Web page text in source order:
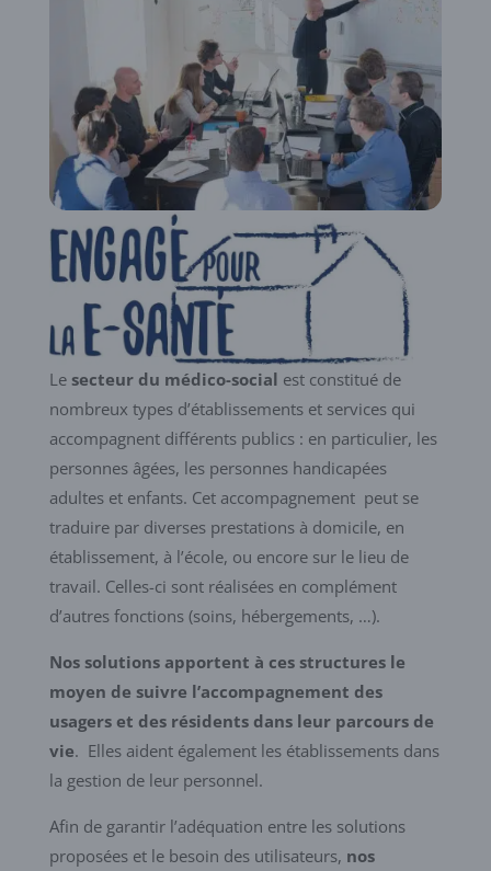
Le secteur du médico-social est constitué de
nombreux types d’établissements et services qui
accompagnent différents publics : en particulier, les
personnes âgées, les personnes handicapées
adultes et enfants. Cet accompagnement peut se
traduire par diverses prestations à domicile, en
établissement, à l’école, ou encore sur le lieu de
travail. Celles-ci sont réalisées en complément
d’autres fonctions (soins, hébergements, …).
Nos solutions apportent à ces structures le
moyen de suivre l’accompagnement des
usagers et des résidents dans leur parcours de
vie. Elles aident également les établissements dans
la gestion de leur personnel.
Afin de garantir l’adéquation entre les solutions
proposées et le besoin des utilisateurs, nos